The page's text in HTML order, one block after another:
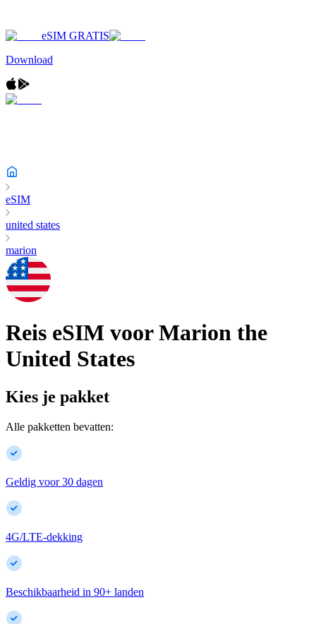
eSIM GRATIS
Download
eSIM
united states
marion
Reis eSIM voor Marion the
United States
Kies je pakket
Alle pakketten bevatten:
Geldig voor 30 dagen
4G/LTE-dekking
Beschikbaarheid in 90+ landen